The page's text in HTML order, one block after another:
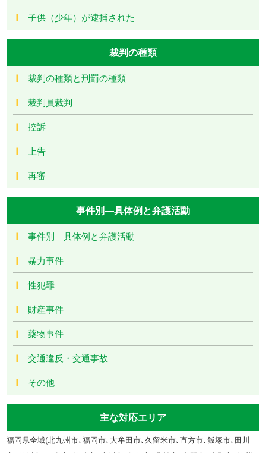
子供（少年）が逮捕された
裁判の種類
裁判の種類と刑罰の種類
裁判員裁判
控訴
上告
再審
事件別―具体例と弁護活動
事件別―具体例と弁護活動
暴力事件
性犯罪
財産事件
薬物事件
交通違反・交通事故
その他
主な対応エリア
福岡県全域(北九州市､福岡市､大牟田市､久留米市､直方市､飯塚市､田川